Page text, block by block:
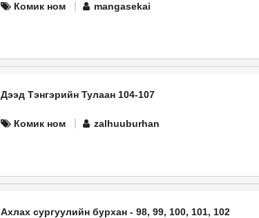
Комик ном mangasekai
Дээд Тэнгэрийн Тулаан 104-107
Комик ном zalhuuburhan
Ахлах сургуулийн бурхан - 98, 99, 100, 101, 102